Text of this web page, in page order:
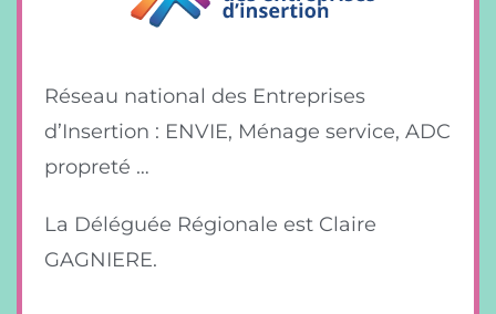
Réseau national des Entreprises
d’Insertion : ENVIE, Ménage service, ADC
propreté …
La Déléguée Régionale est Claire
GAGNIERE.